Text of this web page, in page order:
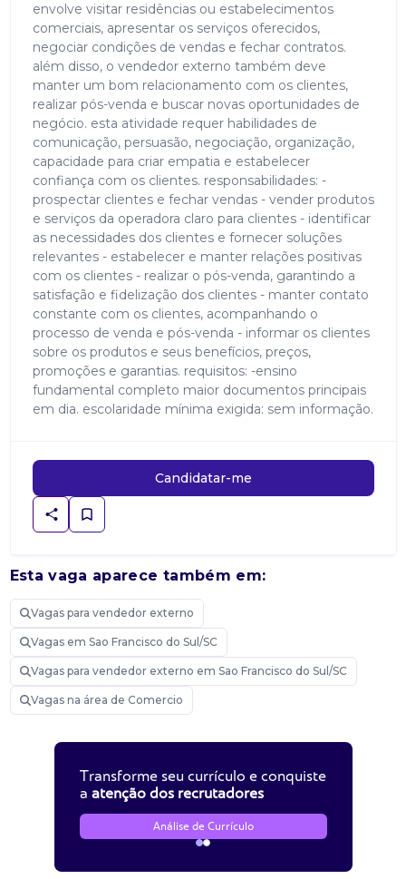
envolve visitar residências ou estabelecimentos
comerciais, apresentar os serviços oferecidos,
negociar condições de vendas e fechar contratos.
além disso, o vendedor externo também deve
manter um bom relacionamento com os clientes,
realizar pós-venda e buscar novas oportunidades de
negócio. esta atividade requer habilidades de
comunicação, persuasão, negociação, organização,
capacidade para criar empatia e estabelecer
confiança com os clientes. responsabilidades: -
prospectar clientes e fechar vendas - vender produtos
e serviços da operadora claro para clientes - identificar
as necessidades dos clientes e fornecer soluções
relevantes - estabelecer e manter relações positivas
com os clientes - realizar o pós-venda, garantindo a
satisfação e fidelização dos clientes - manter contato
constante com os clientes, acompanhando o
processo de venda e pós-venda - informar os clientes
sobre os produtos e seus benefícios, preços,
promoções e garantias. requisitos: -ensino
fundamental completo maior documentos principais
em dia. escolaridade mínima exigida: sem informação.
Candidatar-me
Esta vaga aparece também em:
Vagas para vendedor externo
Vagas em Sao Francisco do Sul/SC
Vagas para vendedor externo em Sao Francisco do Sul/SC
Vagas na área de Comercio
Transforme seu currículo e conquiste
a atenção dos recrutadores
Análise de Currículo